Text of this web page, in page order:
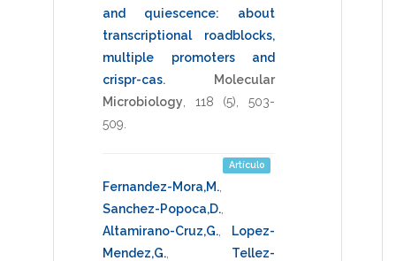
and quiescence: about
transcriptional roadblocks,
multiple promoters and
crispr-cas.
Molecular
Microbiology
118 (5),503-
509
Artículo
Fernandez-Mora,M.
Sanchez-Popoca,D.
Altamirano-Cruz,G.
Lopez-
Mendez,G.
Tellez-